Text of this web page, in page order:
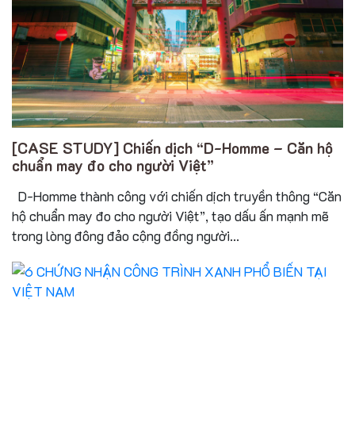
[CASE STUDY] Chiến dịch “D-Homme – Căn hộ
chuẩn may đo cho người Việt”
D-Homme thành công với chiến dịch truyền thông “Căn
hộ chuẩn may đo cho người Việt”, tạo dấu ấn mạnh mẽ
trong lòng đông đảo cộng đồng người...